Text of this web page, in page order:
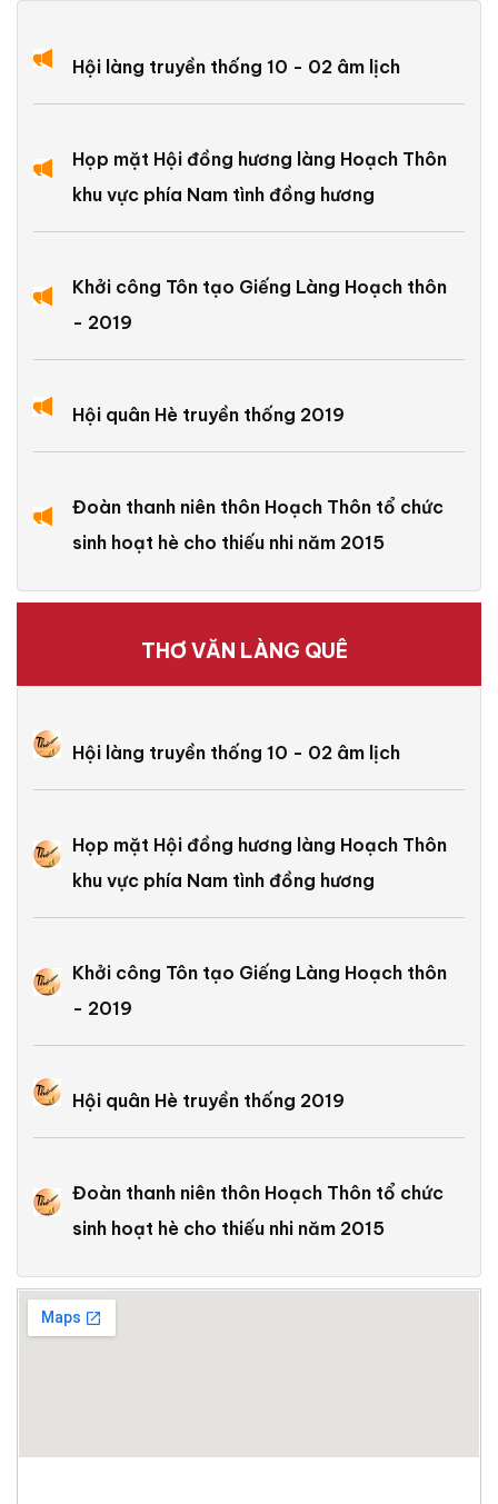
Hội làng truyền thống 10 - 02 âm lịch
Họp mặt Hội đồng hương làng Hoạch Thôn
khu vực phía Nam tình đồng hương
Khởi công Tôn tạo Giếng Làng Hoạch thôn
- 2019
Hội quân Hè truyền thống 2019
Đoàn thanh niên thôn Hoạch Thôn tổ chức
sinh hoạt hè cho thiếu nhi năm 2015
THƠ VĂN LÀNG QUÊ
Hội làng truyền thống 10 - 02 âm lịch
Họp mặt Hội đồng hương làng Hoạch Thôn
khu vực phía Nam tình đồng hương
Khởi công Tôn tạo Giếng Làng Hoạch thôn
- 2019
Hội quân Hè truyền thống 2019
Đoàn thanh niên thôn Hoạch Thôn tổ chức
sinh hoạt hè cho thiếu nhi năm 2015